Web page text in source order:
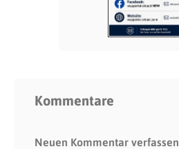
Kommentare
Neuen Kommentar verfassen